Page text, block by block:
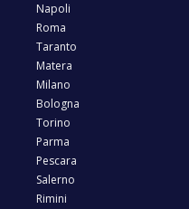
Napoli
Roma
Taranto
Matera
Milano
Bologna
Torino
Parma
Pescara
Salerno
Rimini